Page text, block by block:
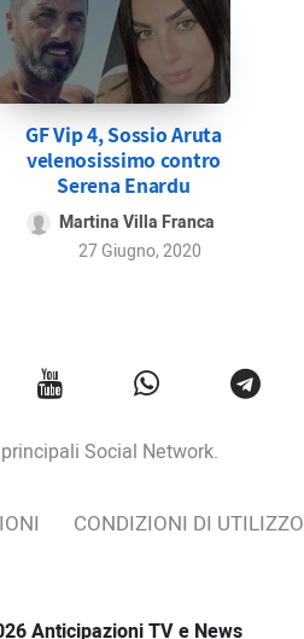
GF Vip 4, Sossio Aruta
velenosissimo contro
Serena Enardu
Martina Villa Franca
27 Giugno, 2020
Social Network.
CONDIZIONI DI UTILIZZO
Anticipazioni TV e News